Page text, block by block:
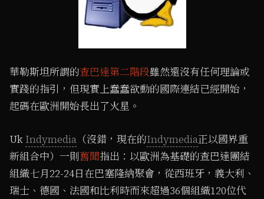
華勒斯坦所謂的查巴達第二階段雖然還沒有任何理論或
實踐的指引，但現實上蠢蠢欲動的國際連結已經開始，
起碼在歐洲開始長出了火星。
Uk Indymedia （沒錯，現在的Indymedia正以國界重
新組合中）一則舊聞指出：以歐洲為基礎的查巴達團結
組織七月22-24日在巴塞隆納聚會，從西班牙，義大利、
瑞士、德國、法國和比利時而來超過36個組織120位代